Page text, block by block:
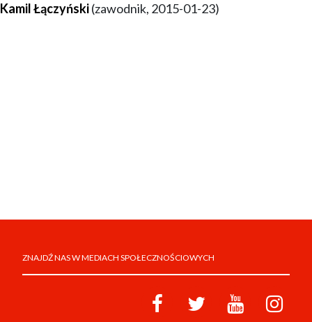
Kamil Łączyński(zawodnik, 2015-01-23)
ZNAJDŹ NAS W MEDIACH SPOŁECZNOŚCIOWYCH